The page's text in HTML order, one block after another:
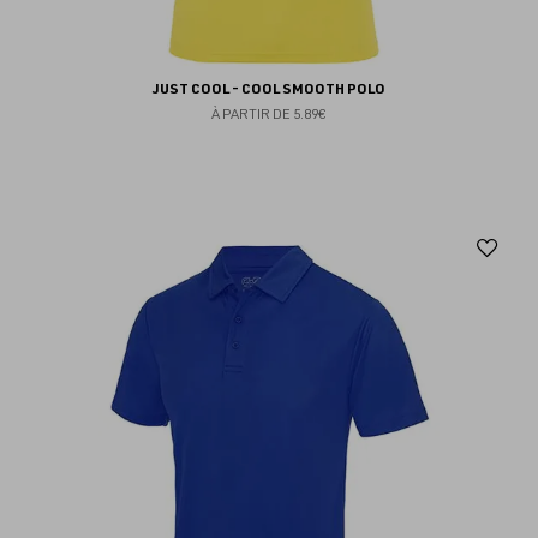
JUST COOL - COOL SMOOTH POLO
À PARTIR DE 5.89€